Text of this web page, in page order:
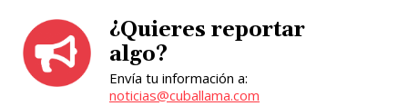
¿Quieres reportar
algo?
Envía tu información a:
noticias@cuballama.com